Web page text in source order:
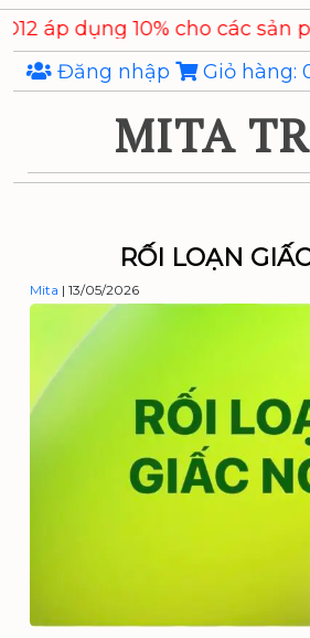
Skip
to
the
content
cho các sản phẩm Chiết
Đăng nhập
Giỏ hàng:
MITA
RỐI LOẠN
Mita | 13/05/2026